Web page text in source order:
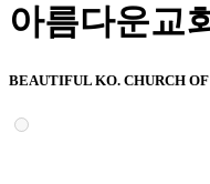
아름다운교
BEAUTIFUL KO. CHURCH